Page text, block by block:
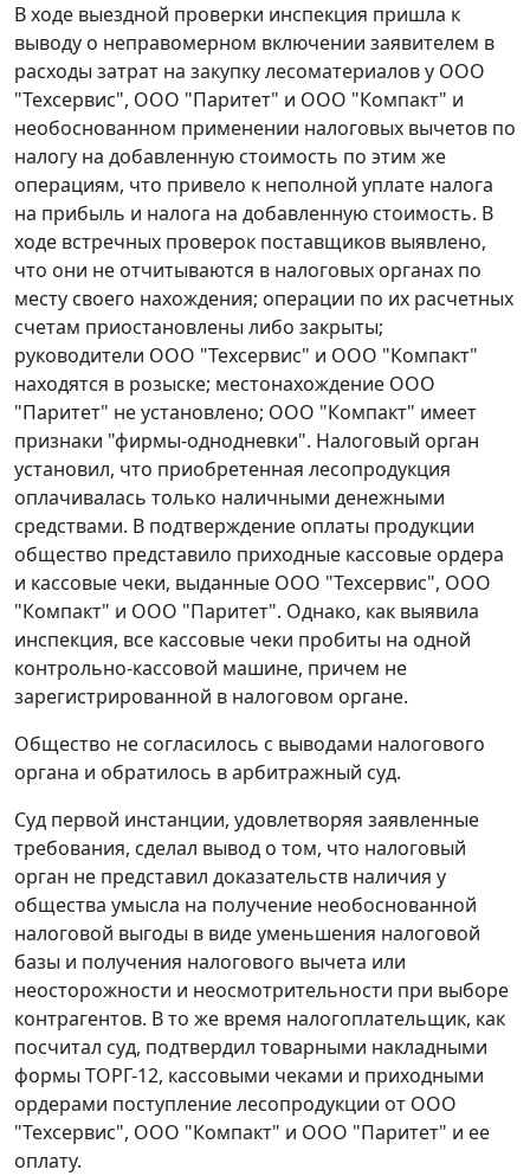
В ходе выездной проверки инспекция пришла к
выводу о неправомерном включении заявителем в
расходы затрат на закупку лесоматериалов у ООО
"Техсервис", ООО "Паритет" и ООО "Компакт" и
необоснованном применении налоговых вычетов по
налогу на добавленную стоимость по этим же
операциям, что привело к неполной уплате налога
на прибыль и налога на добавленную стоимость. В
ходе встречных проверок поставщиков выявлено,
что они не отчитываются в налоговых органах по
месту своего нахождения; операции по их расчетных
счетам приостановлены либо закрыты;
руководители ООО "Техсервис" и ООО "Компакт"
находятся в розыске; местонахождение ООО
"Паритет" не установлено; ООО "Компакт" имеет
признаки "фирмы-однодневки". Налоговый орган
установил, что приобретенная лесопродукция
оплачивалась только наличными денежными
средствами. В подтверждение оплаты продукции
общество представило приходные кассовые ордера
и кассовые чеки, выданные ООО "Техсервис", ООО
"Компакт" и ООО "Паритет". Однако, как выявила
инспекция, все кассовые чеки пробиты на одной
контрольно-кассовой машине, причем не
зарегистрированной в налоговом органе.
Общество не согласилось с выводами налогового
органа и обратилось в арбитражный суд.
Суд первой инстанции, удовлетворяя заявленные
требования, сделал вывод о том, что налоговый
орган не представил доказательств наличия у
общества умысла на получение необоснованной
налоговой выгоды в виде уменьшения налоговой
базы и получения налогового вычета или
неосторожности и неосмотрительности при выборе
контрагентов. В то же время налогоплательщик, как
посчитал суд, подтвердил товарными накладными
формы ТОРГ-12, кассовыми чеками и приходными
ордерами поступление лесопродукции от ООО
"Техсервис", ООО "Компакт" и ООО "Паритет" и ее
оплату.